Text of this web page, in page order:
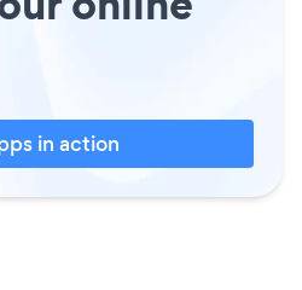
in action